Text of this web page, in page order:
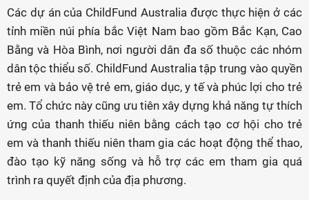
Các dự án của ChildFund Australia được thực hiện ở các
tỉnh miền núi phía bắc Việt Nam bao gồm Bắc Kạn, Cao
Bằng và Hòa Bình, nơi người dân đa số thuộc các nhóm
dân tộc thiểu số. ChildFund Australia tập trung vào quyền
trẻ em và bảo vệ trẻ em, giáo dục, y tế và phúc lợi cho trẻ
em. Tổ chức này cũng ưu tiên xây dựng khả năng tự thích
ứng của thanh thiếu niên bằng cách tạo cơ hội cho trẻ
em và thanh thiếu niên tham gia các hoạt động thể thao,
đào tạo kỹ năng sống và hỗ trợ các em tham gia quá
trình ra quyết định của địa phương.